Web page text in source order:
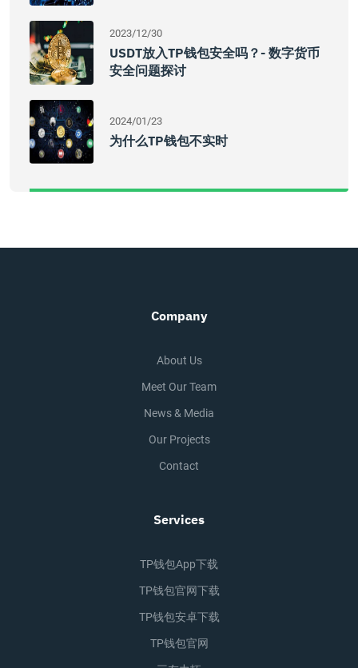
2023/12/30
USDT放入TP钱包安全吗？- 数字货币
安全问题探讨
2024/01/23
为什么TP钱包不实时
Company
About Us
Meet Our Team
News & Media
Our Projects
Contact
Services
TP钱包app下载
TP钱包官网下载
TP钱包安卓下载
TP钱包官网